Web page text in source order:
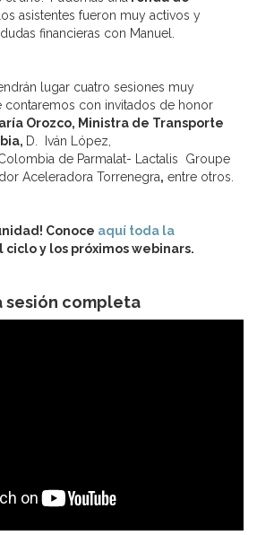
asistentes fueron muy activos y
financieras con Manuel.
lugar cuatro sesiones muy
contaremos con invitados de honor
Orozco, Ministra de Transporte
D. Iván López,
de Parmalat- Lactalis Groupe
Aceleradora Torrenegra, entre otros.
Conoce aquí toda la
ciclo y los próximos webinars.
sesión completa